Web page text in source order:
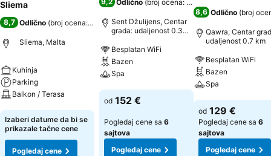
Sliema
8,7 Odlično (broj ocena: 16
Sliema, Malta
Kuhinja
Parking
Balkon / Terasa
Pogledaj cene
Izaberi datume da bi se
prikazale tačne cene
Pogledaj cene
Odlično (broj ocena: 17.650
Sent Džulijens, Centar
grada: udaljenost 0.3
Besplatan WiFi
Bazen
Spa
Pogledaj cene
od 152 €
Pogledaj cene sa 6
sajtova
Pogledaj cene
8,6 Odlično (broj
Qawra, Centar
udaljenost 0.7 km
Besplatan WiFi
Bazen
Spa
Pogledaj cene
od 129 €
Pogledaj cene sa 6
sajtova
Pogledaj cene